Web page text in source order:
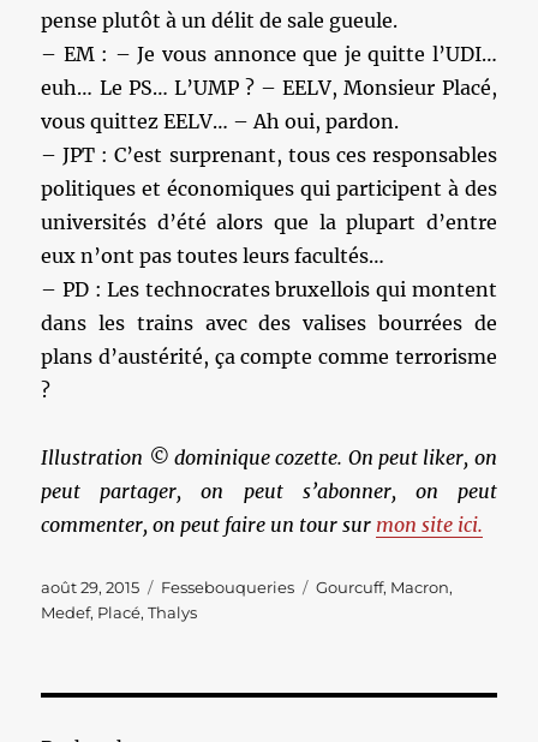
pense plutôt à un délit de sale gueule.
– EM : – Je vous annonce que je quitte l’UDI…
euh… Le PS… L’UMP ? – EELV, Monsieur Placé,
vous quittez EELV… – Ah oui, pardon.
– JPT : C’est surprenant, tous ces responsables
politiques et économiques qui participent à des
universités d’été alors que la plupart d’entre
eux n’ont pas toutes leurs facultés…
– PD : Les technocrates bruxellois qui montent
dans les trains avec des valises bourrées de
plans d’austérité, ça compte comme terrorisme
?
Illustration © dominique cozette. On peut liker, on
peut partager, on peut s’abonner, on peut
commenter, on peut faire un tour sur mon site ici.
Publié
le
août 29, 2015 Catégories
Fessebouqueries Étiquettes
Gourcuff, Macron,
Medef, Placé,Thalys